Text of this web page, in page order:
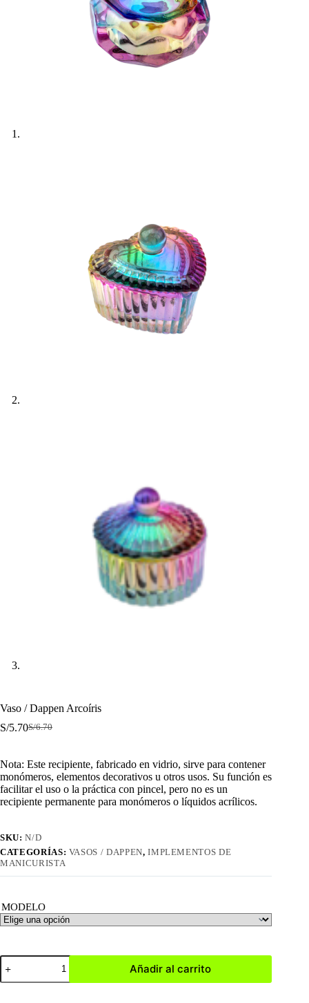
Vaso / Dappen Arcoíris
S/6.70
El
original
era:
S/6.70.
S/5.70El
actual
es:
S/5.70.
Nota: Este recipiente, fabricado en vidrio, sirve para contener
monómeros, elementos decorativos u otros usos. Su función es
facilitar el uso o la práctica con pincel, pero no es un
recipiente permanente para monómeros o líquidos acrílicos.
SKU:N/D
CATEGORÍAS: VASOS / DAPPEN,IMPLEMENTOS DE
MANICURISTA
MODELO
Vaso
Dappen
Añadir al carrito